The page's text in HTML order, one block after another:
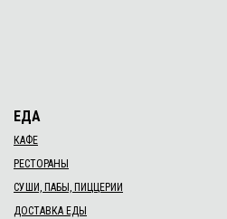
ЕДА
КАФЕ
РЕСТОРАНЫ
СУШИ, ПАБЫ, ПИЦЦЕРИИ
ДОСТАВКА ЕДЫ